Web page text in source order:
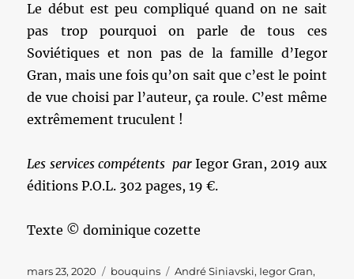
Le début est peu compliqué quand on ne sait
pas trop pourquoi on parle de tous ces
Soviétiques et non pas de la famille d’Iegor
Gran, mais une fois qu’on sait que c’est le point
de vue choisi par l’auteur, ça roule. C’est même
extrêmement truculent !
Les services compétents parIegor Gran, 2019 aux
éditions P.O.L. 302 pages, 19 €.
Texte © dominique cozette
Publié
mars 23, 2020 Catégories
bouquins Étiquettes
André Siniavski, Iegor Gran,